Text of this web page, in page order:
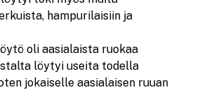
hampurilaisiin ja
oli aasialaista ruokaa
löytyi useita todella
jokaiselle aasialaisen ruuan